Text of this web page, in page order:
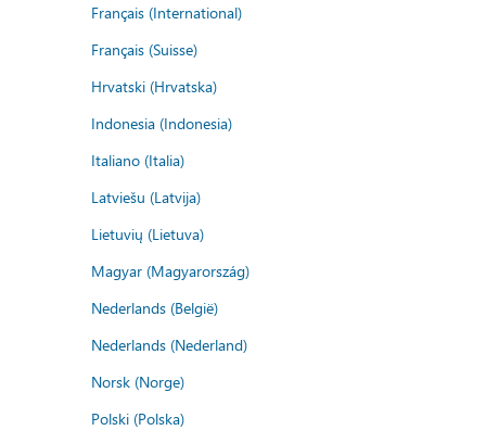
Français (International)
Français (Suisse)
Hrvatski (Hrvatska)
Indonesia (Indonesia)
Italiano (Italia)
Latviešu (Latvija)
Lietuvių (Lietuva)
Magyar (Magyarország)
Nederlands (België)
Nederlands (Nederland)
Norsk (Norge)
Polski (Polska)